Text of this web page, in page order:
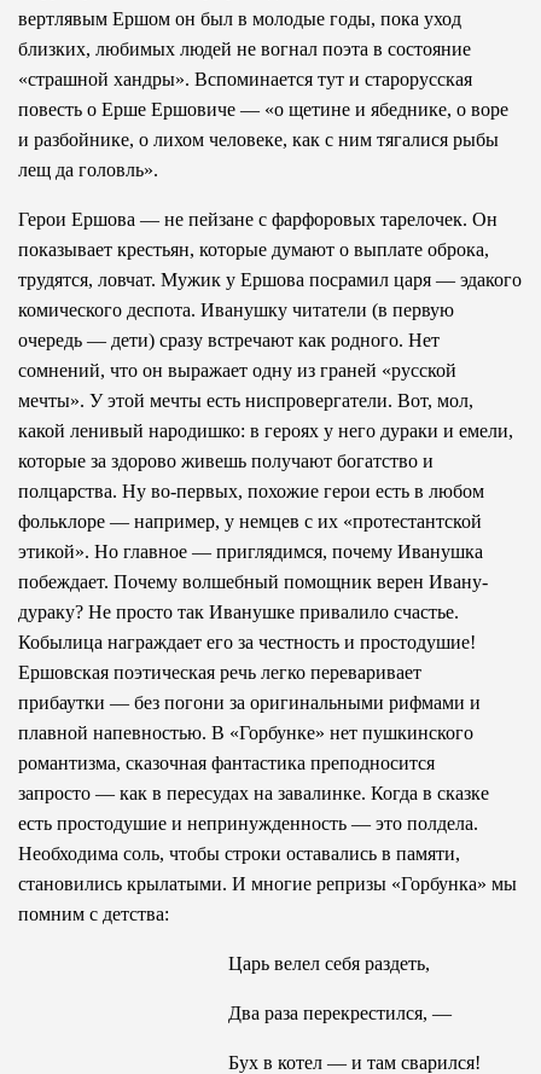
вертлявым Ершом он был в молодые годы, пока уход
близких, любимых людей не вогнал поэта в состояние
«страшной хандры». Вспоминается тут и старорусская
повесть о Ерше Ершовиче — «о щетине и ябеднике, о воре
и разбойнике, о лихом человеке, как с ним тягалися рыбы
лещ да головль».
Герои Ершова — не пейзане с фарфоровых тарелочек. Он
показывает крестьян, которые думают о выплате оброка,
трудятся, ловчат. Мужик у Ершова посрамил царя — эдакого
комического деспота. Иванушку читатели (в первую
очередь — дети) сразу встречают как родного. Нет
сомнений, что он выражает одну из граней «русской
мечты». У этой мечты есть ниспровергатели. Вот, мол,
какой ленивый народишко: в героях у него дураки и емели,
которые за здорово живешь получают богатство и
полцарства. Ну во-первых, похожие герои есть в любом
фольклоре — например, у немцев с их «протестантской
этикой». Но главное — приглядимся, почему Иванушка
побеждает. Почему волшебный помощник верен Ивану-
дураку? Не просто так Иванушке привалило счастье.
Кобылица награждает его за честность и простодушие!
Ершовская поэтическая речь легко переваривает
прибаутки — без погони за оригинальными рифмами и
плавной напевностью. В «Горбунке» нет пушкинского
романтизма, сказочная фантастика преподносится
запросто — как в пересудах на завалинке. Когда в сказке
есть простодушие и непринужденность — это полдела.
Необходима соль, чтобы строки оставались в памяти,
становились крылатыми. И многие репризы «Горбунка» мы
помним с детства:
Царь велел себя раздеть,
Два раза перекрестился, —
Бух в котел — и там сварился!